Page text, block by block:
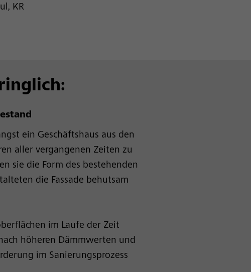
KR
ein Geschäftshaus aus den
aller vergangenen Zeiten zu
sie die Form des bestehenden
die Fassade behutsam
im Laufe der Zeit
höheren Dämmwerten und
im Sanierungsprozess